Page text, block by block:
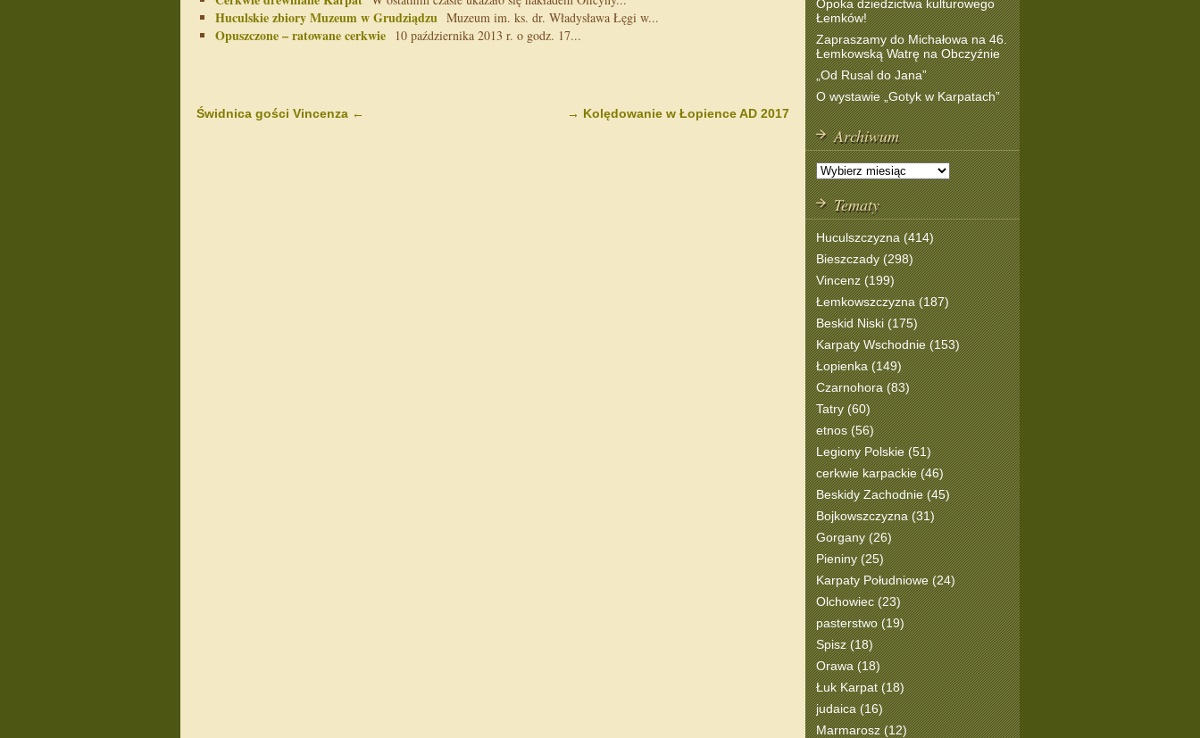
Huculskie zbiory Muzeum w Grudziądzu Muzeum im. ks. dr. Władysława Łęgi w...
Opuszczone – ratowane cerkwie 10 października 2013 r. o godz. 17...
→ Kolędowanie w Łopience AD 2017
Świdnica gości Vincenza ←
Opoka dziedzictwa kulturowego
Łemków!
Zapraszamy do Michałowa na 46.
Łemkowską Watrę na Obczyźnie
„Od Rusal do Jana”
O wystawie „Gotyk w Karpatach”
Archiwum
Tematy
Huculszczyzna (414)
Bieszczady (298)
Vincenz (199)
Łemkowszczyzna (187)
Beskid Niski (175)
Karpaty Wschodnie (153)
Łopienka (149)
Czarnohora (83)
Tatry (60)
etnos (56)
Legiony Polskie (51)
cerkwie karpackie (46)
Beskidy Zachodnie (45)
Bojkowszczyzna (31)
Gorgany (26)
Pieniny (25)
Karpaty Południowe (24)
Olchowiec (23)
pasterstwo (19)
Spisz (18)
Orawa (18)
Łuk Karpat (18)
judaica (16)
Marmarosz (12)